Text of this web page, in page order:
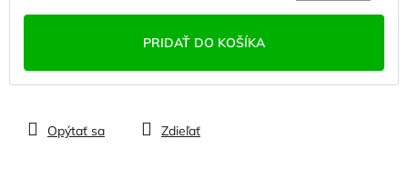
PRIDAŤ DO KOŠÍKA
Opýtať sa Zdieľať